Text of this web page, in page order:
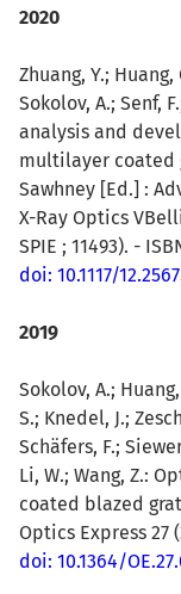
2020
Zhuang, Y.; Huang,
Sokolov, A.; Senf,
analysis and
multilayer coated
Sawhney [Ed.] :
X-Ray Optics
SPIE ; 11493). -
doi: 10.1117/
2019
Sokolov, A.;
S.; Knedel, J.;
Schäfers, F.;
Li, W.; Wang, Z.:
coated blazed
Optics Express 27
doi: 10.1364/